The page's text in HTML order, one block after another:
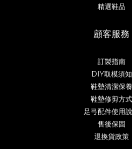
精選鞋品
顧客服務
訂製指南
DIY取模須知
鞋墊清潔保養
鞋墊修剪方式
足弓配件使用
售後保固
退換貨政策